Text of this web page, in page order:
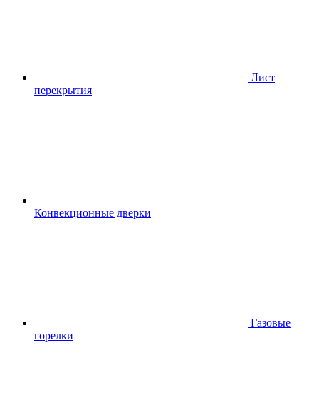
Лист
перекрытия
Конвекционные дверки
Газовые
горелки